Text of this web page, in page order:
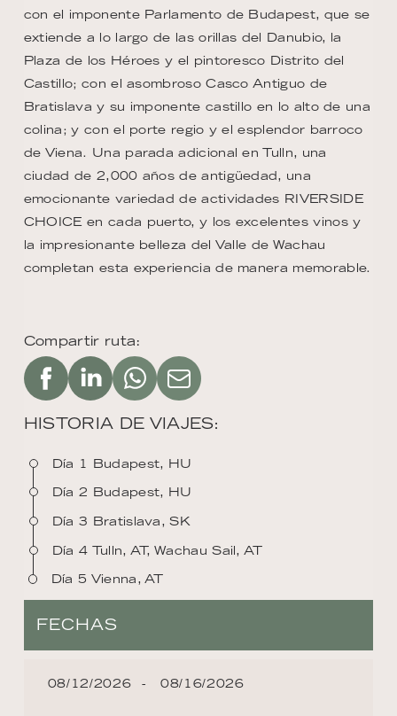
Compartir ruta:
HISTORIA DE VIAJES:
Día 1 Budapest, HU
Día 2 Budapest, HU
Día 3 Bratislava, SK
Día 4 Tulln, AT, Wachau Sail, AT
Día 5 Vienna, AT
con el imponente Parlamento de Budapest, que se
extiende a lo largo de las orillas del Danubio, la
Plaza de los Héroes y el pintoresco Distrito del
Castillo; con el asombroso Casco Antiguo de
Bratislava y su imponente castillo en lo alto de una
colina; y con el porte regio y el esplendor barroco
de Viena. Una parada adicional en Tulln, una
ciudad de 2,000 años de antigüedad, una
emocionante variedad de actividades RIVERSIDE
CHOICE en cada puerto, y los excelentes vinos y
la impresionante belleza del Valle de Wachau
completan esta experiencia de manera memorable.
FECHAS
08/12/2026 08/16/2026